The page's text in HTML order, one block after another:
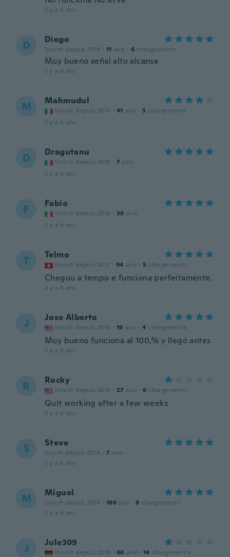
il y a 6 ans
D Diego
Inscrit depuis 2019 · 11 avis · 6 chargements
Muy bueno señal alto alcanse
il y a 6 ans
M Mahmudul
Inscrit depuis 2014 · 41 avis · 5 chargements
il y a 6 ans
D Dragutanu
Inscrit depuis 2018 · 7 avis
il y a 6 ans
F Fabio
Inscrit depuis 2019 · 36 avis
il y a 6 ans
T Telmo
Inscrit depuis 2017 · 94 avis · 5 chargements
Chegou a tempo e funciona perfeitamente.
il y a 6 ans
J Jose Alberto
Inscrit depuis 2018 · 19 avis · 4 chargements
Muy bueno funciona al 100,% y llegó antes
il y a 6 ans
R Rocky
Inscrit depuis 2018 · 27 avis · 6 chargements
Quit working after a few weeks
il y a 6 ans
S Steve
Inscrit depuis 2014 · 7 avis
il y a 6 ans
M Miguel
Inscrit depuis 2018 · 166 avis · 8 chargements
il y a 6 ans
J Jule309
Inscrit depuis 2018 · 66 avis · 14 chargements